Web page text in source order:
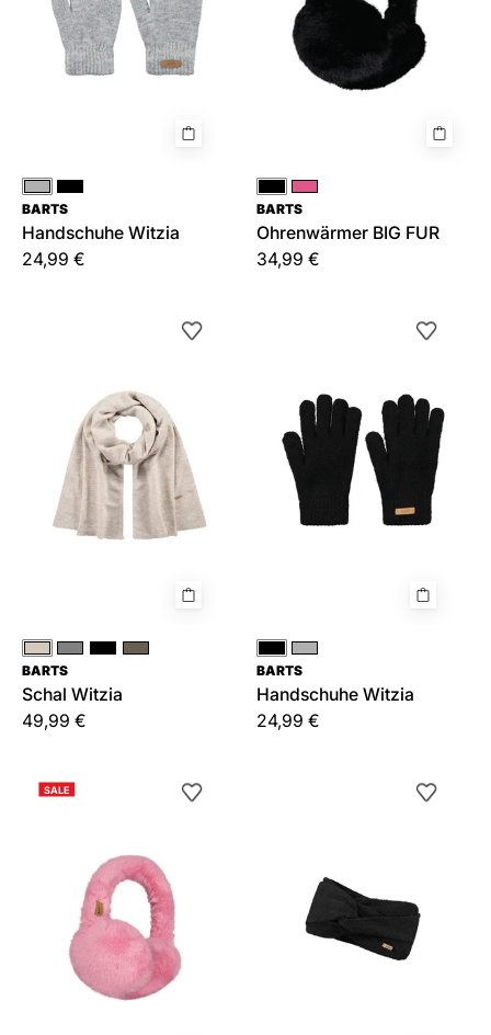
GrauSchwarz
BARTS
Handschuhe Witzia
24,99 €
Handschuhe
Schwarz
Grau
BARTS
Handschuhe Witzia
24,99 €
Schwarz
Pink
BARTS
Ohrenwärmer BIG FUR
34,99 €
Ohrenwärmer
SALE
CremeGrauSchwarzBraun|Beige
BARTS
Schal Witzia
49,99 €
Stirnband